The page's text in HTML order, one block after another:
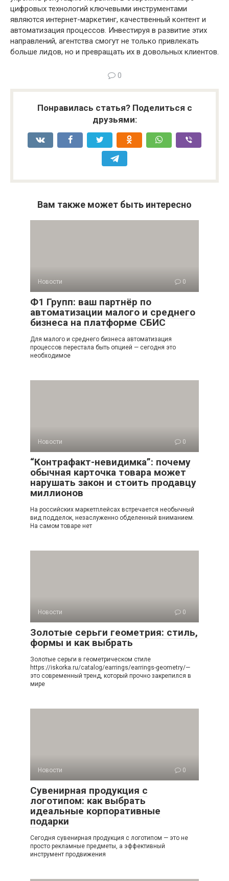
цифровых технологий ключевыми инструментами
являются интернет-маркетинг, качественный контент и
автоматизация процессов. Инвестируя в развитие этих
направлений, агентства смогут не только привлекать
больше лидов, но и превращать их в довольных клиентов.
0
Понравилась статья? Поделиться с
друзьями:
Вам также может быть интересно
Новости 0
Ф1 Групп: ваш партнёр по
автоматизации малого и среднего
бизнеса на платформе СБИС
Для малого и среднего бизнеса автоматизация
процессов перестала быть опцией — сегодня это
необходимое
Новости 0
“Контрафакт-невидимка”: почему
обычная карточка товара может
нарушать закон и стоить продавцу
миллионов
На российских маркетплейсах встречается необычный
вид подделок, незаслуженно обделенный вниманием.
На самом товаре нет
Новости 0
Золотые серьги геометрия: стиль,
формы и как выбрать
Золотые серьги в геометрическом стиле
https://iskorka.ru/catalog/earrings/earrings-geometry/—
это современный тренд, который прочно закрепился в
мире
Новости 0
Сувенирная продукция с
логотипом: как выбрать
идеальные корпоративные
подарки
Сегодня сувенирная продукция с логотипом — это не
просто рекламные предметы, а эффективный
инструмент продвижения